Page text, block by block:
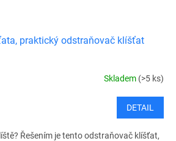
praktický odstraňovač klíšťat
Skladem (>5 ks)
DETAIL
Řešením je tento odstraňovač klíšťat,